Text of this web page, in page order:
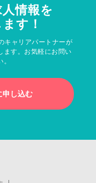
情報を
す！
キャリアパートナーが
ます。お気軽にお問い
申し込む